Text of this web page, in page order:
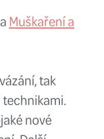
příliš
a drahé